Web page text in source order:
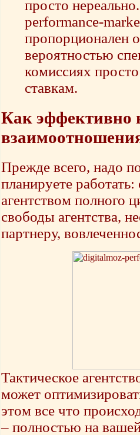
просто
performance-
пропорционален
вероятностью
комиссиях
ставкам.
Как эффективно
Прежде всего, надо
планируете
агентством полного
свободы агентства,
партнеру,
Тактическое
может
этом все что
– полностью на